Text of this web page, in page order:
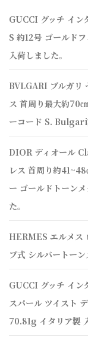
GUCCI グッチ イン
S 約12号 ゴールド
入荷しました。
BVLGARI ブルガリ
ス 首周り最大約70
ーコード S. Bulgari
DIOR ディオール
レス 首周り約
ー ゴールドトーン
た。
HERMES エルメス
プ式 シルバートー
GUCCI グッチ イン
スパール ツイスト
70.81g イタリア製